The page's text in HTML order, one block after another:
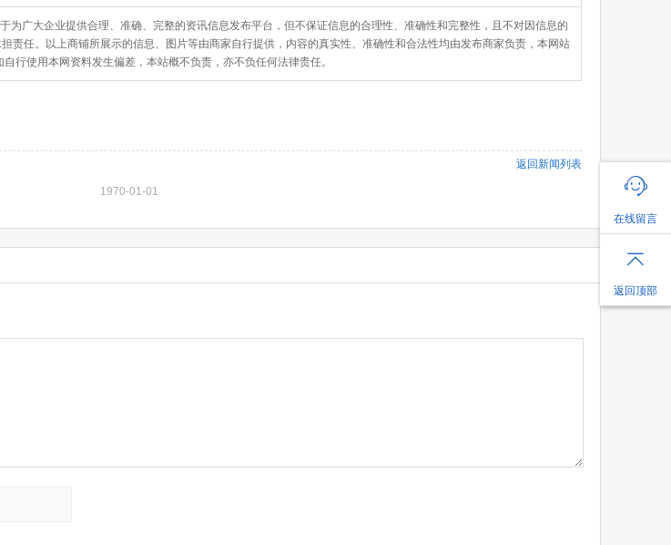
在线留言
返回顶部
为广大企业提供合理、准确、完整的资讯信息发布平台，但不保证信息的合理性、准确性和完整性，且不对因信息的
责任。以上商铺所展示的信息、图片等由商家自行提供，内容的真实性、准确性和合法性均由发布商家负责，本网站
行使用本网资料发生偏差，本站概不负责，亦不负任何法律责任。
返回新闻列表
1970-01-01